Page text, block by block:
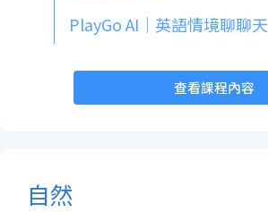
PlayGo AI｜英語情境聊聊天
查看課程內容
自然